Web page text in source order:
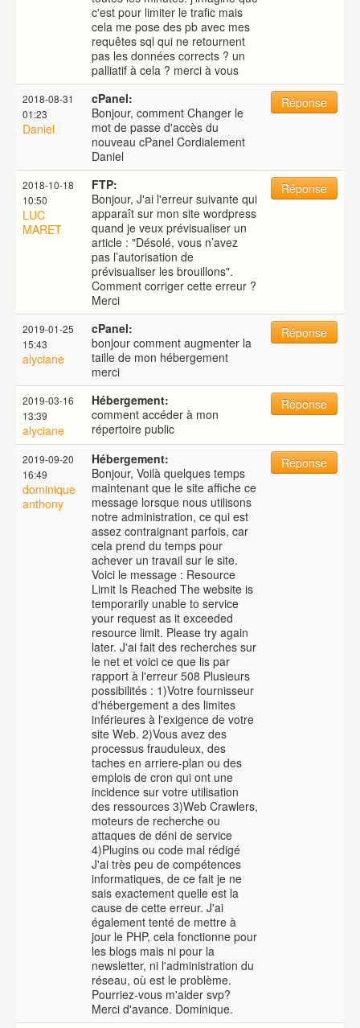
c'est pour limiter le trafic mais
cela me pose des pb avec mes
requêtes sql qui ne retournent
pas les données corrects ? un
palliatif à cela ? merci à vous
2018-08-31
01:23
Daniel
cPanel:
Bonjour, comment Changer le
mot de passe d'accès du
nouveau cPanel Cordialement
Daniel
Réponse
2018-10-18
10:50
LUC
MARET
FTP:
Bonjour, J'ai l'erreur suivante qui
apparaît sur mon site wordpress
quand je veux prévisualiser un
article : "Désolé, vous n’avez
pas l’autorisation de
prévisualiser les brouillons".
Comment corriger cette erreur ?
Merci
Réponse
2019-01-25
15:43
alyciane
cPanel:
bonjour comment augmenter la
taille de mon hébergement
merci
Réponse
2019-03-16
13:39
alyciane
Hébergement:
comment accéder à mon
répertoire public
Réponse
2019-09-20
16:49
dominique
anthony
Hébergement:
Bonjour, Voilà quelques temps
maintenant que le site affiche ce
message lorsque nous utilisons
notre administration, ce qui est
assez contraignant parfois, car
cela prend du temps pour
achever un travail sur le site.
Voici le message : Resource
Limit Is Reached The website is
temporarily unable to service
your request as it exceeded
resource limit. Please try again
later. J'ai fait des recherches sur
le net et voici ce que lis par
rapport à l'erreur 508 Plusieurs
possibilités : 1)Votre fournisseur
d'hébergement a des limites
inférieures à l'exigence de votre
site Web. 2)Vous avez des
processus frauduleux, des
taches en arriere-plan ou des
emplois de cron qui ont une
incidence sur votre utilisation
des ressources 3)Web Crawlers,
moteurs de recherche ou
attaques de déni de service
4)Plugins ou code mal rédigé
J'ai très peu de compétences
informatiques, de ce fait je ne
sais exactement quelle est la
cause de cette erreur. J'ai
également tenté de mettre à
jour le PHP, cela fonctionne pour
les blogs mais ni pour la
newsletter, ni l'administration du
réseau, où est le problème.
Pourriez-vous m'aider svp?
Merci d'avance. Dominique.
Réponse